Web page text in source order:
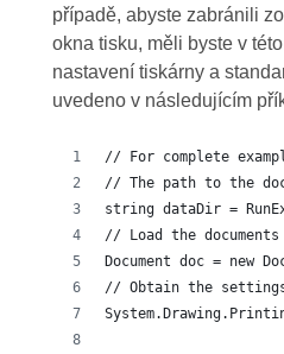
případě, abyste zabránili
okna tisku, měli byste v
nastavení tiskárny a
uvedeno v následujícím
// For complete
// The path to the
string dataDir =
// Load the
Document doc = new
// Obtain the